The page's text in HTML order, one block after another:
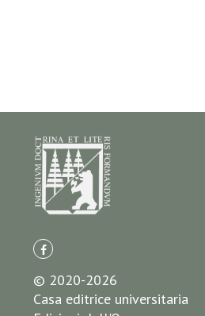
© 2020-2026
Casa editrice universitaria